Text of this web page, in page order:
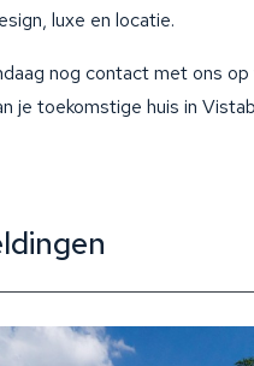
luxe en locatie.
nog contact met ons
je toekomstige huis in